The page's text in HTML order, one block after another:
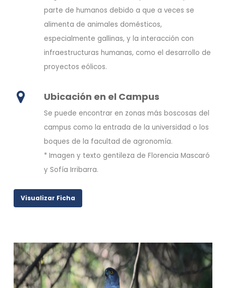
parte de humanos debido a que a veces se
alimenta de animales domésticos,
especialmente gallinas, y la interacción con
infraestructuras humanas, como el desarrollo de
proyectos eólicos.
Ubicación en el Campus
Se puede encontrar en zonas más boscosas del
campus como la entrada de la universidad o los
boques de la facultad de agronomía.
* Imagen y texto gentileza de Florencia Mascaró
y Sofía Irribarra.
Visualizar Ficha